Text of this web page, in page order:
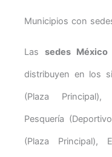
Municipios con
Las sedes
distribuyen en los
(Plaza Principal),
Pesquería
(Plaza Principal),